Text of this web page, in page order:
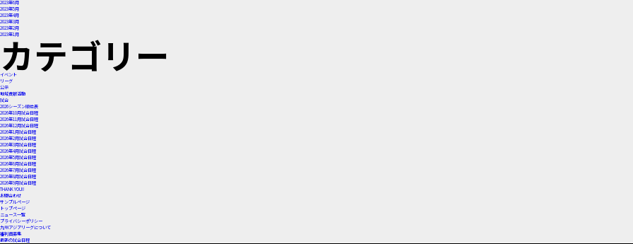
2023年6月
2023年5月
2023年4月
2023年3月
2023年2月
2023年1月
カテゴリー
イベント
リーグ
公示
地域貢献活動
試合
2026シーズン順位表
2026年10月試合日程
2026年11月試合日程
2026年12月試合日程
2026年1月試合日程
2026年2月試合日程
2026年3月試合日程
2026年4月試合日程
2026年5月試合日程
2026年6月試合日程
2026年7月試合日程
2026年8月試合日程
2026年9月試合日程
THANK YOU!!
お問合わせ
サンプルページ
トップページ
ニュース一覧
プライバシーポリシー
九州アジアリーグについて
審判員募集
最新の試合日程